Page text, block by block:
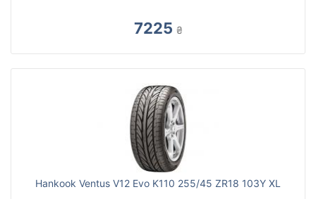
7225 ₴
Hankook Ventus V12 Evo K110 255/45 ZR18 103Y XL